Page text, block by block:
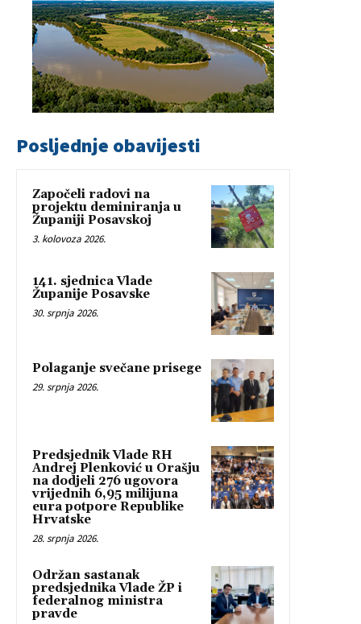
Posljednje obavijesti
Započeli radovi na
projektu deminiranja u
Županiji Posavskoj
3. kolovoza 2026.
141. sjednica Vlade
Županije Posavske
30. srpnja 2026.
Polaganje svečane prisege
29. srpnja 2026.
Predsjednik Vlade RH
Andrej Plenković u Orašju
na dodjeli 276 ugovora
vrijednih 6,95 milijuna
eura potpore Republike
Hrvatske
28. srpnja 2026.
Održan sastanak
predsjednika Vlade ŽP i
federalnog ministra
pravde